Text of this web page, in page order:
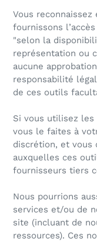
Vous
fournissons
"selon la
représentation ou
aucune
responsabilité
de ces outils
Si vous utilisez
vous le faites à
discrétion, et vous
auxquelles ces
fournisseurs tiers
Nous pourrions
services et/ou de
site (incluant de
ressources). Ces